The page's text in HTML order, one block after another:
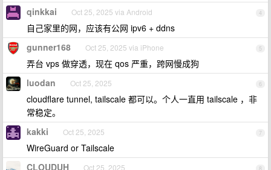
4
qinkkai Oct 25, 2025 via Android
自己家里的网，应该有公网 ipv6 + ddns
5
gunner168 Oct 25, 2025 via iPhone
弄台 vps 做穿透，现在 qos 严重，跨网慢成狗
6
luodan Oct 25, 2025
cloudflare tunnel, tailscale 都可以。个人一直用 tailscale ，非
常稳定。
7
kakki Oct 25, 2025
WireGuard or Tailscale
CLOUDUH Oct 25, 2025